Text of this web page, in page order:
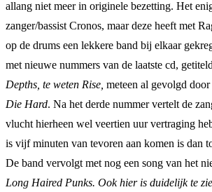
allang niet meer in originele bezetting. Het
zanger/bassist Cronos, maar deze heeft met
op de drums een lekkere band bij elkaar
met nieuwe nummers van de laatste cd, getiteld
Depths, te weten Rise, meteen al gevolgd
Die Hard. Na het derde nummer vertelt de
vlucht hierheen wel veertien uur vertraging
is vijf minuten van tevoren aan komen is dan
De band vervolgt met nog een song van het
Long Haired Punks. Ook hier is duidelijk te